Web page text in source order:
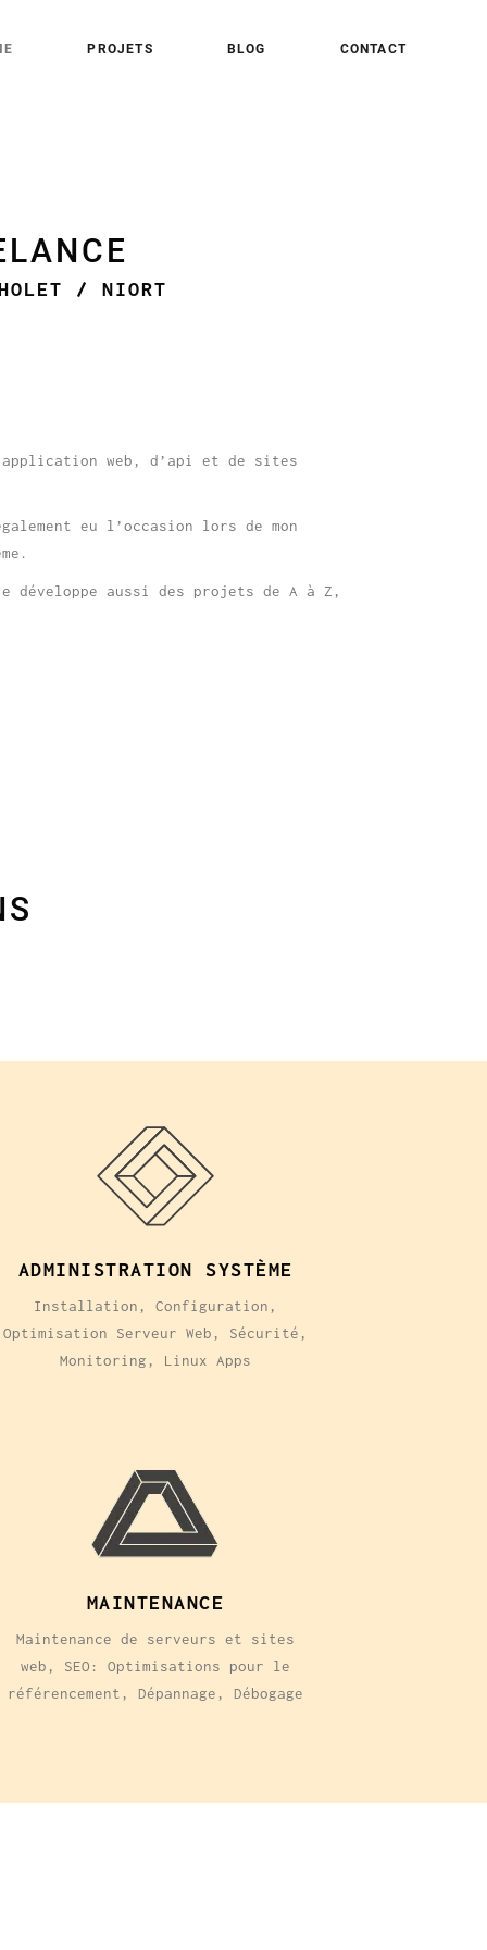
PROJETS BLOG CONTACT
/ NIORT
web, d’api et de sites
eu l’occasion lors de mon
développe aussi des projets de A à Z,
ADMINISTRATION SYSTÈME
Installation, Configuration,
Optimisation Serveur Web, Sécurité,
Monitoring, Linux Apps
MAINTENANCE
Maintenance de serveurs et sites
web, SEO: Optimisations pour le
référencement, Dépannage, Débogage